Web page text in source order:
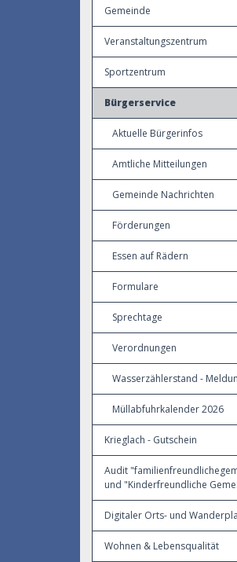
Gemeinde
Veranstaltungszentrum
Sportzentrum
Bürgerservice
Aktuelle Bürgerinfos
Amtliche Mitteilungen
Gemeinde Nachrichten
Förderungen
Essen auf Rädern
Formulare
Sprechtage
Verordnungen
Wasserzählerstand -
Müllabfuhrkalender 2026
Krieglach - Gutschein
Audit
und "Kinderfreundliche
Digitaler Orts- und
Wohnen & Lebensqualität